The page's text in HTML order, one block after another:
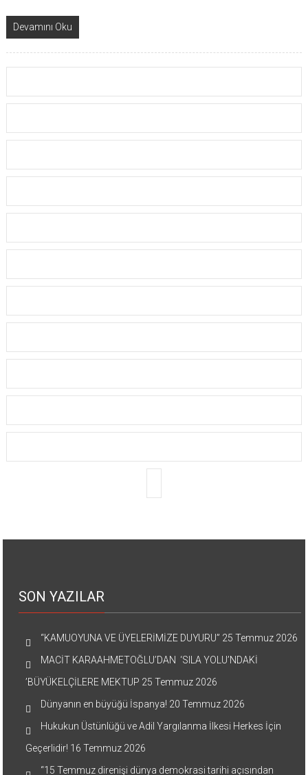
Devamını Oku
SON YAZILAR
“KAMUOYUNA VE ÜYELERİMİZE DUYURU” 25 Temmuz 2026
MACİT KARAAHMETOĞLU’DAN ‘SILA YOLU’NDAKİ
’BÜYÜKELÇİLERE MEKTUP 25 Temmuz 2026
Dünyanın en büyüğü İspanya! 20 Temmuz 2026
Hukukun Üstünlüğü ve Adil Yargılanma İlkesi Herkes İçin
Geçerlidir! 16 Temmuz 2026
“15 Temmuz direnişi dünya demokrasi tarihi açısından